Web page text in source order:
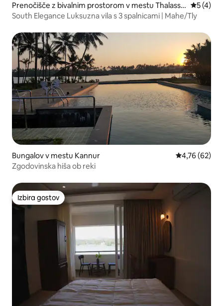
Prenočišče z bivalnim prostorom v mestu Thalasse
ry
5 (4)
South Elegance Luksuzna vila s 3 spalnicami | Mahe/Tly
Bungalov v mestu Kannur Povprečna
4,76 (62)
Zgodovinska hiša ob reki
Izbira gostov
Izbira gostov